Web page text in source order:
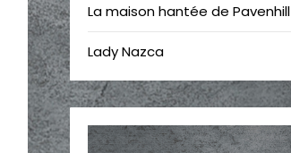
La maison hantée de Pavenhill
Lady Nazca